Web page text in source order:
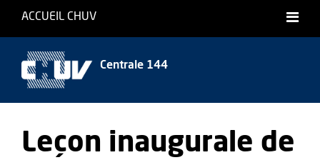
ACCUEIL CHUV
Centrale 144
Leçon inaugurale de